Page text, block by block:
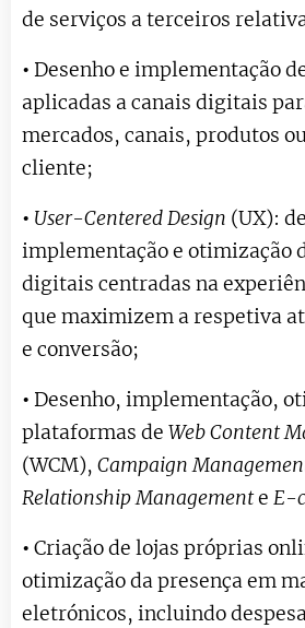
de serviços a terceiros
• Desenho e implementação
aplicadas a canais digitais
mercados, canais, produtos
cliente;
• User-Centered Design (UX):
implementação e otimização
digitais centradas na
que maximizem a respetiva
e conversão;
• Desenho, implementação,
plataformas de Web Content
(WCM), Campaign
Relationship Managemente E-
• Criação de lojas próprias
otimização da presença em
eletrónicos, incluindo